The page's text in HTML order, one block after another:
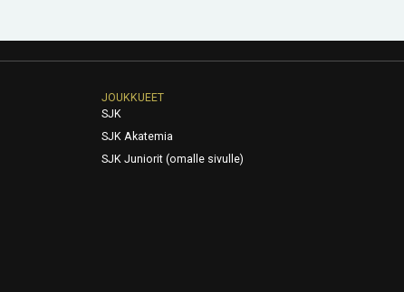
JOUKKUEET
SJK
SJK Akatemia
SJK Juniorit (omalle sivulle)